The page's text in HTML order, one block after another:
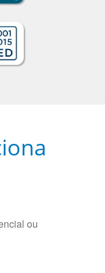
ou
curso
agenda